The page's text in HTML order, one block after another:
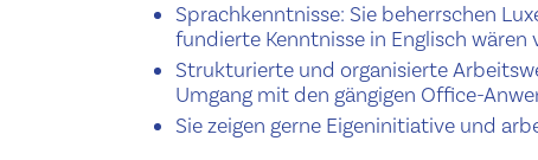
Sprachken­nt­nisse: Sie beherrschen
fundierte Kenntnisse in Englisch wären
Struk­turi­erte und organ­isierte
Umgang mit den gängigen Office-
Sie zeigen gerne Eigenini­tia­tive und